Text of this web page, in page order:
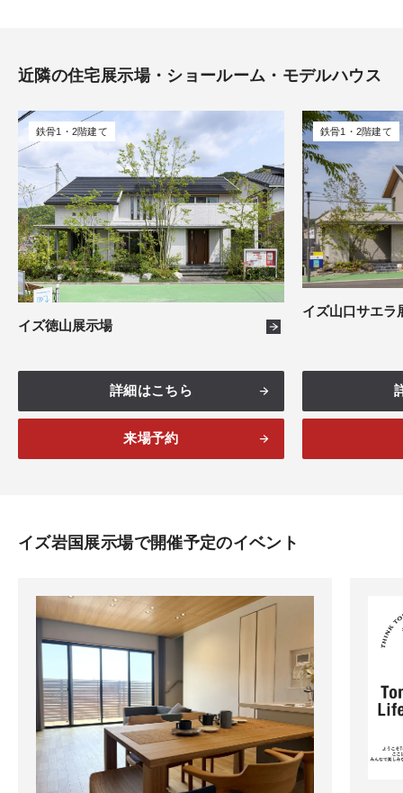
広島 8件
福岡 7件
近隣の住宅展示場・ショールーム・モデルハウス
イズ徳山展示場
鉄骨1・2階建て
詳細はこちら
来場予約
イズ山口サエラ
鉄骨1・2階建て
イズ岩国展示場で開催予定のイベント